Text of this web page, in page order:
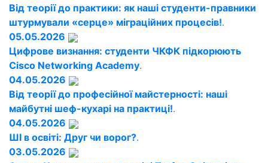
Від теорії до практики: як наші студенти-правники
штурмували «серце» міграційних процесів!.
05.05.2026
Цифрове визнання: студенти ЧКФК підкорюють
Cisco Networking Academy.
04.05.2026
Від теорії до професійної майстерності: наші
майбутні шеф-кухарі на практиці!.
04.05.2026
ШІ в освіті: Друг чи ворог?.
03.05.2026